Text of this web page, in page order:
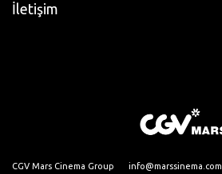
İletişim
CGV Mars Cinema Group info@marssinema.com